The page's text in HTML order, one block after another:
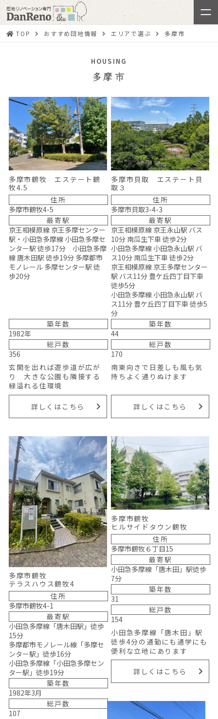
TOP おすすめ団地情報 エリアで選ぶ 多摩市
HOUSING
多摩市
多摩市鶴牧エステート鶴
牧4.5
住所
多摩市鶴牧4-5
最寄駅
京王相模原線 京王多摩センター
駅・小田急多摩線 小田急多摩セ
ンター駅 徒歩17分 小田急多摩
線 唐木田駅 徒歩19分 多摩都市
モノレール 多摩センター駅 徒
歩20分
築年数
1982年
総戸数
356
玄関を出れば遊歩道が広が
り 大きな公園も隣接する
緑溢れる住環境
詳しくはこちら
多摩市貝取 エステート貝
取３
住所
多摩市貝取3-4-3
最寄駅
京王相模原線 京王永山駅 バス
10分 南瓜生下車 徒歩2分
小田急多摩線 小田急永山駅 バ
ス10分 南瓜生下車 徒歩2分
京王相模原線 京王多摩センター
駅 バス11分 豊ケ丘四丁目下車
徒歩5分
小田急多摩線 小田急永山駅 バ
ス11分 豊ケ丘四丁目下車 徒歩5
分
築年数
44
総戸数
170
南東向きで日差しも風も気
持ちよく通りぬけます
詳しくはこちら
多摩市鶴牧
テラスハウス鶴牧4
住所
多摩市鶴牧4-1
最寄駅
小田急多摩線「唐木田駅」徒歩
15分
多摩都市モノレール線「多摩セ
ンター駅」徒歩16分
小田急多摩線「小田急多摩セン
ター駅」徒歩19分
築年数
1982年3月
総戸数
107
多摩市鶴牧
ヒルサイドタウン鶴牧
住所
多摩市鶴牧６丁目15
最寄駅
小田急多摩線「唐木田」駅徒歩
7分
築年数
31
総戸数
154
小田急多摩線「唐木田」駅
徒歩4分の通勤にも通学にも
便利な立地にあります
詳しくはこちら